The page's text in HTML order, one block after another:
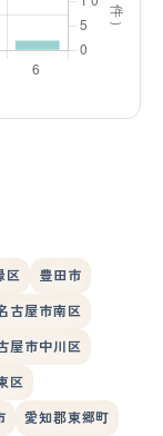
区 豊田市
古屋市南区
屋市中川区
区
愛知郡東郷町